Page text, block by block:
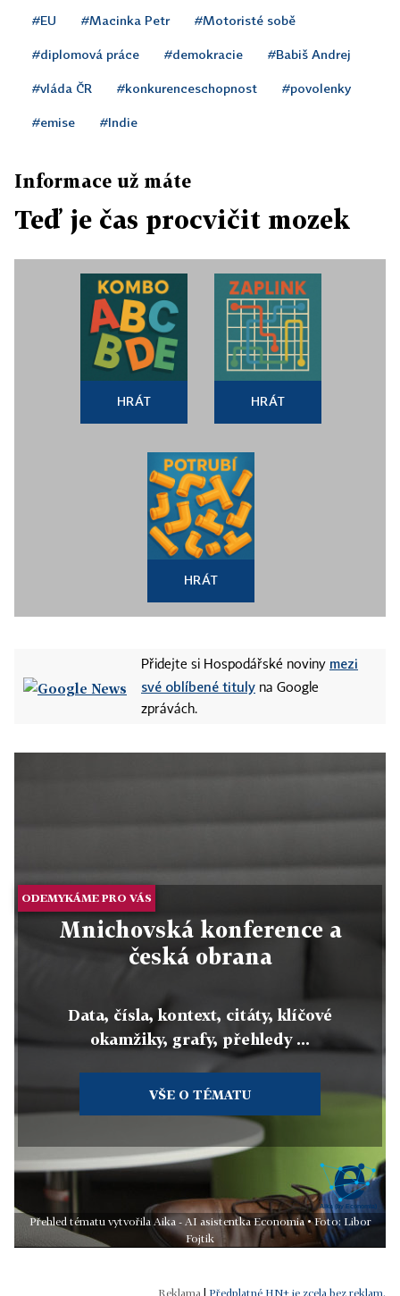
#EU #Macinka Petr #Motoristé sobě
#diplomová práce #demokracie #Babiš Andrej
#vláda ČR #konkurenceschopnost #povolenky
#emise #Indie
Informace už máte
Teď je čas procvičit mozek
HRÁT HRÁT
HRÁT
Přidejte si Hospodářské noviny mezi
své oblíbené tituly na Google
zprávách.
ODEMYKÁME PRO VÁS
Mnichovská konference a
česká obrana
Data, čísla, kontext, citáty, klíčové
okamžiky, grafy, přehledy ...
VŠE O TÉMATU
Přehled tématu vytvořila Aika - AI asistentka Economia • Foto: Libor
Fojtik
Předplatné HN+ je zcela bez reklam.